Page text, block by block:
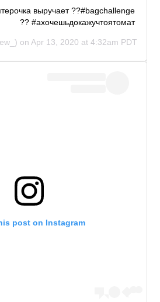
выручает ??#bagchallenge
#ахочешьдокажучтоятомат ??
on Apr 13, 2020 at 4:32am PDT
post on Instagram